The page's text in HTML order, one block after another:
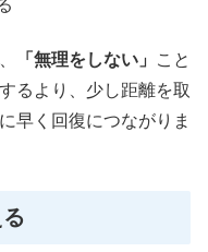
「無理をしない」
こと
るより、少し距離を取
早く回復につながりま